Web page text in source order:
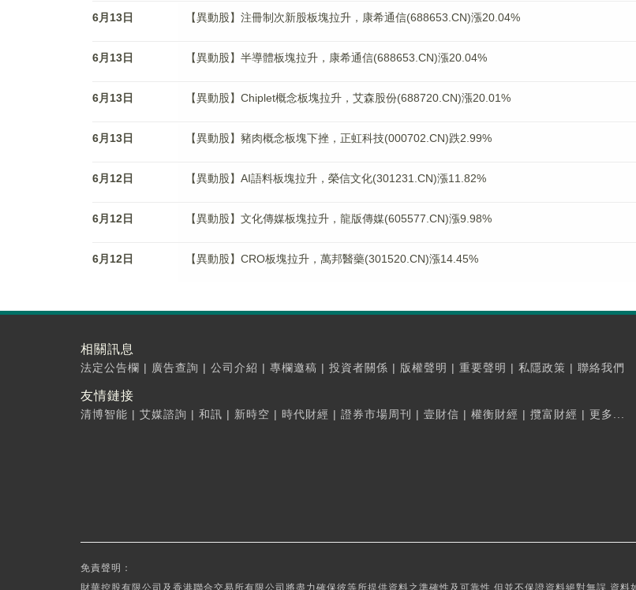
6月13日 【異動股】注冊制次新股板塊拉升，康希通信(688653.CN)漲20.04%
6月13日 【異動股】半導體板塊拉升，康希通信(688653.CN)漲20.04%
6月13日 【異動股】Chiplet概念板塊拉升，艾森股份(688720.CN)漲20.01%
6月13日 【異動股】豬肉概念板塊下挫，正虹科技(000702.CN)跌2.99%
6月12日 【異動股】AI語料板塊拉升，榮信文化(301231.CN)漲11.82%
6月12日 【異動股】文化傳媒板塊拉升，龍版傳媒(605577.CN)漲9.98%
6月12日 【異動股】CRO板塊拉升，萬邦醫藥(301520.CN)漲14.45%
相關訊息
法定公告欄 | 廣告查詢 | 公司介紹 | 專欄邀稿 | 投資者關係 | 版權聲明 | 重要聲明 | 私隱政策 | 聯絡我們
友情鏈接
清博智能 | 艾媒諮詢 | 和訊 | 新時空 | 時代財經 | 證券市場周刊 | 壹財信 | 權衡財經 | 攬富財經 | 更多...
免責聲明：